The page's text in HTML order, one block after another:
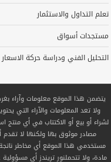
تعلم التداول والاستثمار
مستجدات أسواق
التحليل الفني ودراسة حركة الاسعار
يتضمن هذا الموقع معلومات وآراء
ولا تعد المعلومات والآراء التي
لشراء أو بيع أو الاكتتاب في أي
مصادر موثوق بها ولكنها لا
مستخدمي هذا الموقع أي مخاطر
مادة، ولا تتحملنور تريندز أي